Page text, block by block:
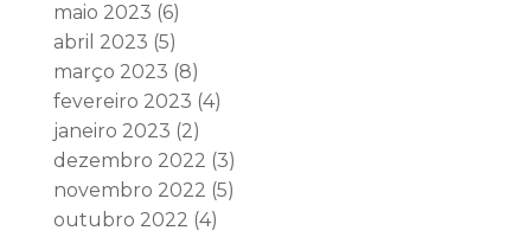
maio 2023 (6)
abril 2023 (5)
março 2023 (8)
fevereiro 2023 (4)
janeiro 2023 (2)
dezembro 2022 (3)
novembro 2022 (5)
outubro 2022 (4)